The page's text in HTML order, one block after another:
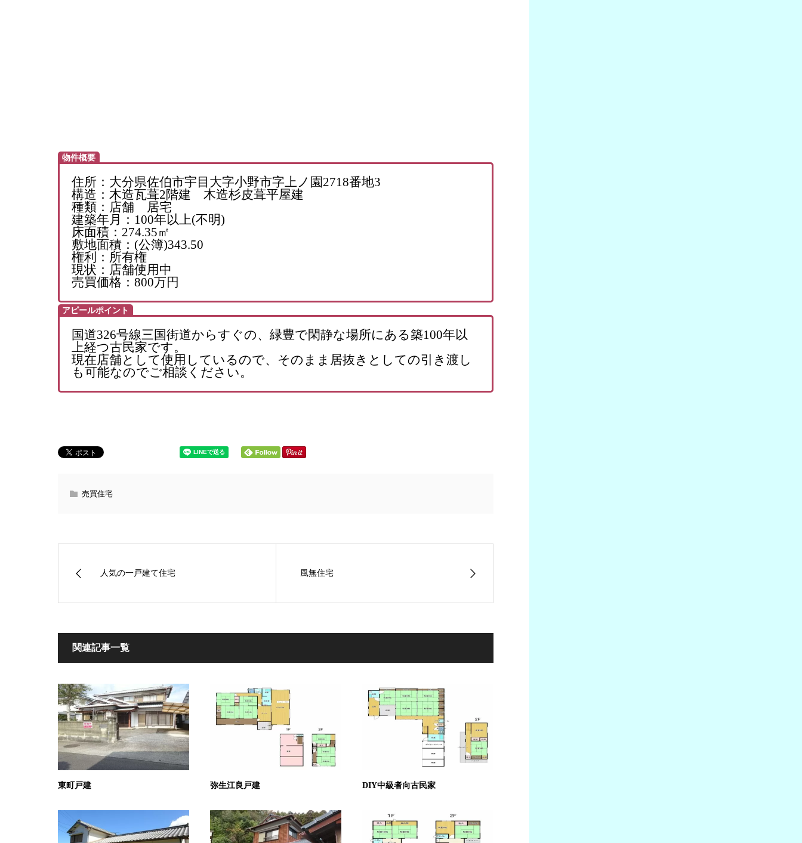
物件概要
住所：大分県佐伯市宇目大字小野市字上ノ園2718番地3
構造：木造瓦葺2階建 木造杉皮葺平屋建
種類：店舗 居宅
建築年月：100年以上(不明)
床面積：274.35㎡
敷地面積：(公簿)343.50
権利：所有権
現状：店舗使用中
売買価格：800万円
アピールポイント
国道326号線三国街道からすぐの、緑豊で閑静な場所にある築100年以
上経つ古民家です。
現在店舗として使用しているので、そのまま居抜きとしての引き渡し
も可能なのでご相談ください。
売買住宅
人気の一戸建て住宅 風無住宅
関連記事一覧
東町戸建 弥生江良戸建 DIY中級者向古民家